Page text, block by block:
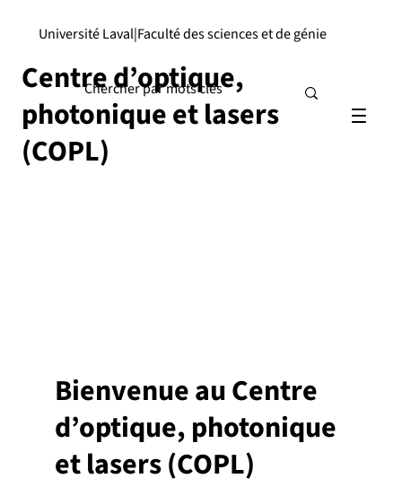
Centre d’optique,
photonique et lasers
(COPL)
|
Université Laval Faculté des sciences et de génie
Bienvenue au Centre
d’optique, photonique
et lasers (COPL)